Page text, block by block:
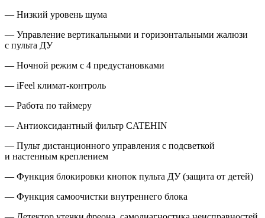
— Низкий уровень шума
— Управление вертикальными и горизонтальными жалюзи
с пульта ДУ
— Ночной режим с 4 предустановками
— iFeel климат-контроль
— Работа по таймеру
— Антиоксидантный фильтр CATEHIN
— Пульт дистанционного управления с подсветкой
и настенным креплением
— Функция блокировки кнопок пульта ДУ (защита от детей)
— Функция самоочистки внутреннего блока